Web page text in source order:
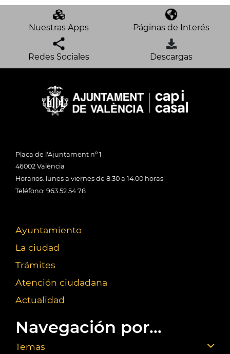
Nuestras Apps Páginas de Interés
Redes Sociales Descargas
Plaça de l'Ajuntament nº 1
46002 València
Horarios: lunes a viernes de 8:30 a 14:00 horas
Teléfono: 963 52 54 78
Ayuntamiento
La ciudad
Trámites
Atención ciudadana
Actualidad
Navegación por...
Temas